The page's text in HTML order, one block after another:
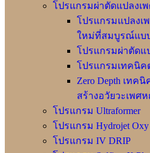
โปรแกรมผ่าตัดแปลงเ
โปรแกรมแปลงเ
ใหม่ที่สมบูรณ์แบ
โปรแกรมผ่าตัดแ
โปรแกรมเทคนิคต่
Zero Depth เทค
สร้างอวัยวะเพศ
โปรแกรม Ultraformer
โปรแกรม Hydrojet Oxy
โปรแกรม IV DRIP